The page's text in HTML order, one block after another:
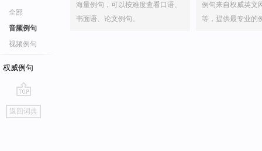
全部
音频例句
视频例句
权威例句
go
top
返回词典
海量例句，可以按难度查看口语、
书面语、论文例句。
例句来自权威英文
等，提供最专业的